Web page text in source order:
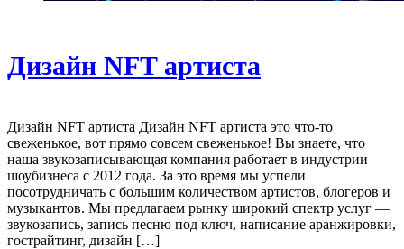
Дизайн NFT артиста
Дизайн NFT артиста Дизайн NFT артиста это что-то
свеженькое, вот прямо совсем свеженькое! Вы знаете, что
наша звукозаписывающая компания работает в индустрии
шоубизнеса с 2012 года. За это время мы успели
посотрудничать с большим количеством артистов, блогеров и
музыкантов. Мы предлагаем рынку широкий спектр услуг —
звукозапись, запись песню под ключ, написание аранжировки,
гострайтинг, дизайн […]